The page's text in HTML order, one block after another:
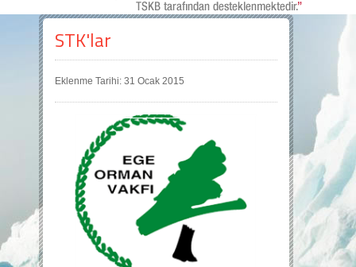
STK'lar
Eklenme Tarihi: 31 Ocak 2015